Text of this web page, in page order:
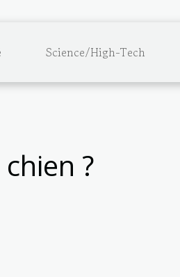
Science/High-Tech
?